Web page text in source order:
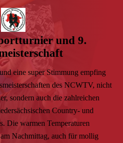
und 9.
eine super Stimmung empfing
des NCWTV, nicht
sondern auch die zahlreichen
Country- und
Die warmen Temperaturen
Nachmittag, auch für mollig